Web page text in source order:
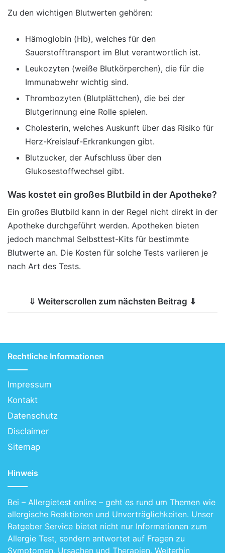
Zu den wichtigen Blutwerten gehören:
Hämoglobin (Hb), welches für den
Sauerstofftransport im Blut verantwortlich ist.
Leukozyten (weiße Blutkörperchen), die für die
Immunabwehr wichtig sind.
Thrombozyten (Blutplättchen), die bei der
Blutgerinnung eine Rolle spielen.
Cholesterin, welches Auskunft über das Risiko für
Herz-Kreislauf-Erkrankungen gibt.
Blutzucker, der Aufschluss über den
Glukosestoffwechsel gibt.
Was kostet ein großes Blutbild in der Apotheke?
Ein großes Blutbild kann in der Regel nicht direkt in der
Apotheke durchgeführt werden. Apotheken bieten
jedoch manchmal Selbsttest-Kits für bestimmte
Blutwerte an. Die Kosten für solche Tests variieren je
nach Art des Tests.
⇓ Weiterscrollen zum nächsten Beitrag ⇓
Rechtliche Informationen
Impressum
Kontakt
Datenschutz
Disclaimer
Sitemap
Hinweis
Bei – Allergietest online – geht es rund um Themen wie
allergische Reaktionen und Unverträglichkeiten. Unser
Ratgeber Service bietet nicht nur Informationen zum
Allergie Test, sondern antwortet auf Fragen zu
Symptomen, Ursachen und Therapien. Weiterhin